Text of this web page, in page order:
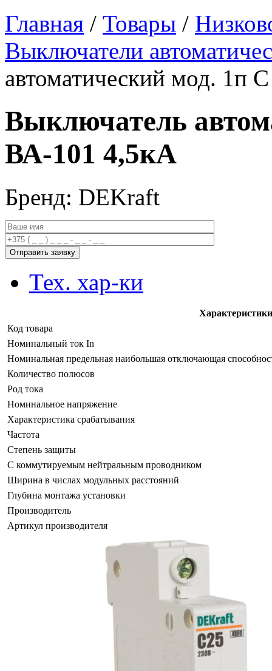
Главная / Товары /
Выключатели
автоматический мод. 1п
Выключатель
ВА-101 4,5кА
Бренд: DEKraft
Тех. хар-ки
Характеристики
Код товара
Номинальный ток In
Номинальная предельная наибольшая отключающая
Количество полюсов
Род тока
Номинальное напряжение
Характеристика срабатывания
Частота
Степень защиты
С коммутируемым нейтральным проводником
Ширина в числах модульных расстояний
Глубина монтажа установки
Производитель
Артикул производителя